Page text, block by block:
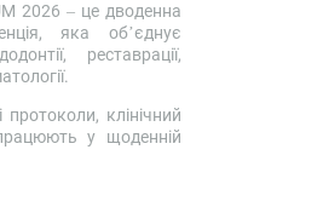
2026 – це дводенна
яка об’єднує
реставрації,
клінічний
у щоденній